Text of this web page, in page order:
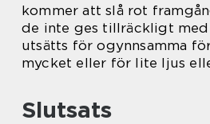
kommer att slå rot
de inte ges tillräckligt
utsätts för ogynnsamma
mycket eller för lite ljus
Slutsats